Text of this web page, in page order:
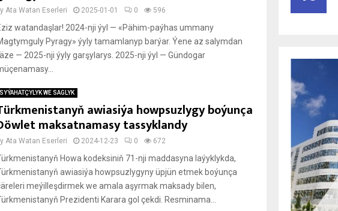
Ata Watan Eserleri 2025-01-01 0 596
watandaşlar! 2024-nji ýyl — «Pähim-paýhas ummany
Pyragy» ýyly tamamlanyp barýar. Ýene az salymdan
— 2025-nji ýyly garşylarys. 2025-nji ýyl — Gündogar
SYÝAHATÇYLYK WE SAGLYK
awiasiýa howpsuzlygy boýunça
maksatnamasy tassyklandy
Ata Watan Eserleri 2024-12-23 0 672
Howa kodeksiniň 71-nji maddasyna laýyklykda,
awiasiýa howpsuzlygyny üpjün etmek boýunça
meýilleşdirmek we amala aşyrmak maksady bilen,
Prezidenti Karara gol çekdi. Resminama...